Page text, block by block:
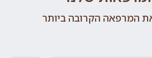
המרפאה הקרובה ביותר